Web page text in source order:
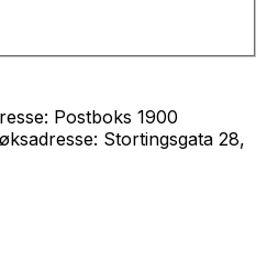
Postboks 1900
Stortingsgata 28,